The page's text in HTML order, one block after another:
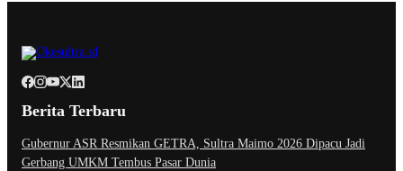
Berita Terbaru
Gubernur ASR Resmikan GETRA, Sultra Maimo 2026 Dipacu Jadi
Gerbang UMKM Tembus Pasar Dunia